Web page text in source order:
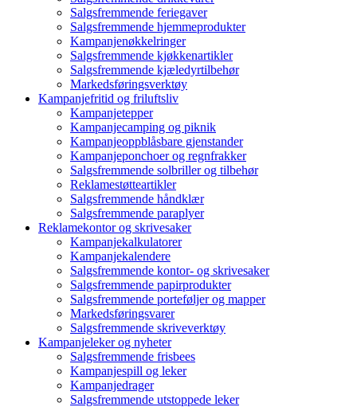
Salgsfremmende feriegaver
Salgsfremmende hjemmeprodukter
Kampanjenøkkelringer
Salgsfremmende kjøkkenartikler
Salgsfremmende kjæledyrtilbehør
Markedsføringsverktøy
Kampanjefritid og friluftsliv
Kampanjetepper
Kampanjecamping og piknik
Kampanjeoppblåsbare gjenstander
Kampanjeponchoer og regnfrakker
Salgsfremmende solbriller og tilbehør
Reklamestøtteartikler
Salgsfremmende håndklær
Salgsfremmende paraplyer
Reklamekontor og skrivesaker
Kampanjekalkulatorer
Kampanjekalendere
Salgsfremmende kontor- og skrivesaker
Salgsfremmende papirprodukter
Salgsfremmende porteføljer og mapper
Markedsføringsvarer
Salgsfremmende skriveverktøy
Kampanjeleker og nyheter
Salgsfremmende frisbees
Kampanjespill og leker
Kampanjedrager
Salgsfremmende utstoppede leker